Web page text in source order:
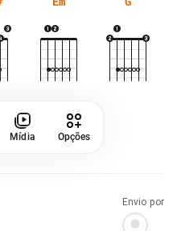
Mídia Opções
Envio por